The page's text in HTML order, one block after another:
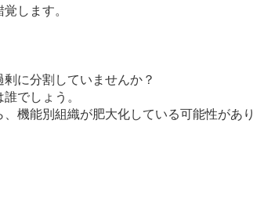
します。
に分割していませんか？
でしょう。
機能別組織が肥大化している可能性があり